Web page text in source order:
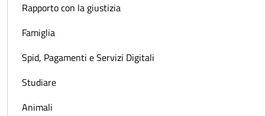
Rapporto con la giustizia
Famiglia
Spid, Pagamenti e Servizi Digitali
Studiare
Animali